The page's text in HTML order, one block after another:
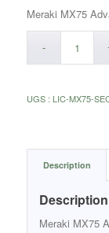
Meraki MX75
UGS : LIC-MX75-
Description
Description
Meraki MX75